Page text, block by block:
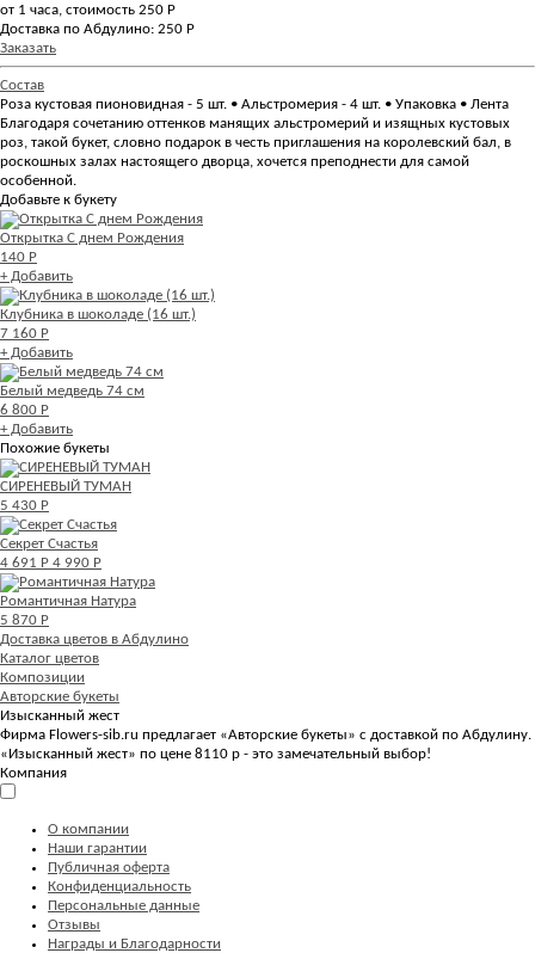
от 1 часа, стоимость 250 Р
Доставка по Абдулино: 250 Р
Заказать
Состав
Роза кустовая пионовидная - 5 шт. • Альстромерия - 4 шт. • Упаковка • Лента
Благодаря сочетанию оттенков манящих альстромерий и изящных кустовых
роз, такой букет, словно подарок в честь приглашения на королевский бал, в
роскошных залах настоящего дворца, хочется преподнести для самой
особенной.
Добавьте к букету
Открытка С днем Рождения
140 Р
+ Добавить
Клубника в шоколаде (16 шт.)
7 160 Р
+ Добавить
Белый медведь 74 см
6 800 Р
+ Добавить
Похожие букеты
СИРЕНЕВЫЙ ТУМАН
5 430 Р
Секрет Счастья
4 691 Р 4 990 Р
Романтичная Натура
5 870 Р
Доставка цветов в Абдулино
Каталог цветов
Композиции
Авторские букеты
Изысканный жест
Фирма Flowers-sib.ru предлагает «Авторские букеты» с доставкой по Абдулину.
«Изысканный жест» по цене 8110 р - это замечательный выбор!
Компания
О компании
Наши гарантии
Публичная оферта
Конфиденциальность
Персональные данные
Отзывы
Награды и Благодарности